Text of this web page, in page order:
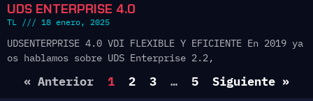
UDS ENTERPRISE 4.0
TL 18 enero, 2025
UDSENTERPRISE 4.0 VDI FLEXIBLE Y EFICIENTE En 2019 ya
os hablamos sobre UDS Enterprise 2.2,
« Anterior 1 2 3 … 5 Siguiente »